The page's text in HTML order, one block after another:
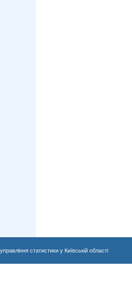
статистики у Київській області